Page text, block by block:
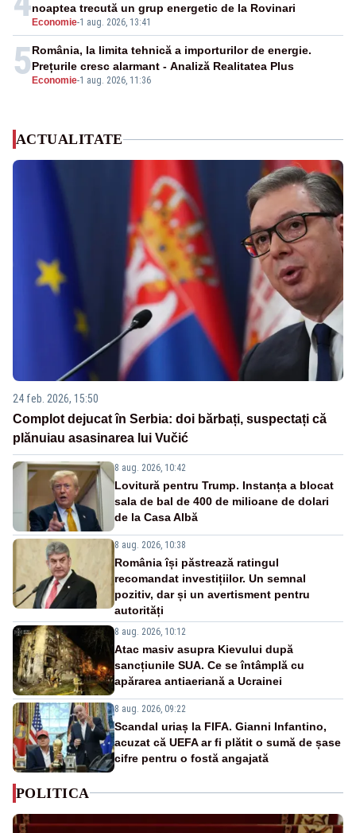
Economie-1 aug. 2026, 13:41
noaptea trecută un grup energetic de la Rovinari
5 Economie-1 aug. 2026, 11:36
România, la limita tehnică a importurilor de energie.
Prețurile cresc alarmant - Analiză Realitatea Plus
ACTUALITATE
24 feb. 2026, 15:50
Complot dejucat în Serbia: doi bărbați, suspectați că
plănuiau asasinarea lui Vučić
8 aug. 2026, 10:42
Lovitură pentru Trump. Instanța a blocat
sala de bal de 400 de milioane de dolari
de la Casa Albă
8 aug. 2026, 10:38
România își păstrează ratingul
recomandat investițiilor. Un semnal
pozitiv, dar și un avertisment pentru
autorități
8 aug. 2026, 10:12
Atac masiv asupra Kievului după
sancțiunile SUA. Ce se întâmplă cu
apărarea antiaeriană a Ucrainei
8 aug. 2026, 09:22
Scandal uriaș la FIFA. Gianni Infantino,
acuzat că UEFA ar fi plătit o sumă de șase
cifre pentru o fostă angajată
POLITICA